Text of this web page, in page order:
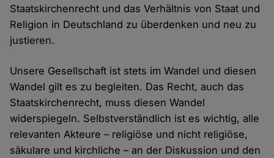
Staatskirchenrecht und das Verhältnis von Staat und
Religion in Deutschland zu überdenken und neu zu
justieren.
Unsere Gesellschaft ist stets im Wandel und diesen
Wandel gilt es zu begleiten. Das Recht, auch das
Staatskirchenrecht, muss diesen Wandel
widerspiegeln. Selbstverständlich ist es wichtig, alle
relevanten Akteure – religiöse und nicht religiöse,
säkulare und kirchliche – an der Diskussion und den